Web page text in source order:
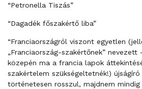
“Petronella Tiszás”
“Dagadék főszakértő liba”
“Franciaországról viszont egyetlen
„Franciaország-szakértőnek” nevezett
közepén ma a francia lapok
szakértelem szükségeltetnék!)
történetesen rosszul, majdnem mindig